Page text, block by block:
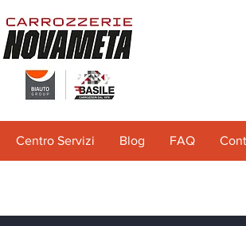
Centro Servizi Blog FAQ